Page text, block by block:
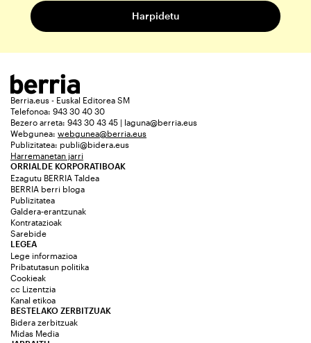
Berria.eus - Euskal Editorea SM
Telefonoa: 943 30 40 30
Bezero arreta: 943 30 43 45 | laguna@berria.eus
Webgunea: webgunea@berria.eus
Publizitatea: publi@bidera.eus
Harremanetan jarri
ORRIALDE KORPORATIBOAK
Ezagutu BERRIA Taldea
BERRIA berri bloga
Publizitatea
Galdera-erantzunak
Kontratazioak
Sarebide
LEGEA
Lege informazioa
Pribatutasun politika
Cookieak
cc Lizentzia
Kanal etikoa
BESTELAKO ZERBITZUAK
Bidera zerbitzuak
Midas Media